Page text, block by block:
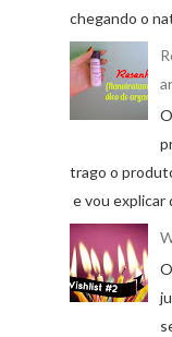
chegando o
trago o
e vou explicar